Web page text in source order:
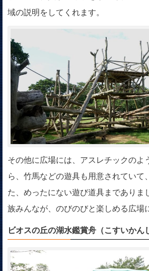
域の説明をしてくれます。
その他に広場には、アスレチックのよ
ら、竹馬などの遊具も用意されていて
た、めったにない遊び道具までありま
族みんなが、のびのびと楽しめる広場
ビオスの丘の湖水鑑賞舟（こすいかん